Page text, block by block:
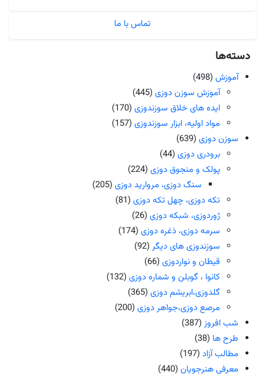
تماس با ما
دسته‌ها
آموزش (498)
آموزش سوزن دوزی (445)
ایده های خلاق سوزندوزی (170)
مواد اولیه، ابزار سوزندوزی (157)
سوزن دوزی (639)
برودری دوزی (44)
پولک و منجوق دوزی (224)
سنگ دوزی، مروارید دوزی(205)
تکه دوزی، چهل تکه دوزی (81)
ژوردوزی، شبکه دوزی (26)
سرمه دوزی، ذغره دوزی (174)
سوزندوزی های دیگر (92)
قیطان و نواردوزی (66)
کانوا ، گوبلن و شماره دوزی (132)
گلدوزی،ابریشم دوزی (365)
مرصع دوزی،جواهر دوزی (200)
شب افروز (387)
طرح ها (38)
مطالب آزاد (197)
معرفی هنرجویان (440)